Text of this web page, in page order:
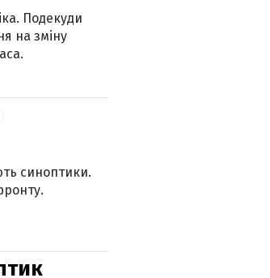
Подекуди
на зміну
синоптики.